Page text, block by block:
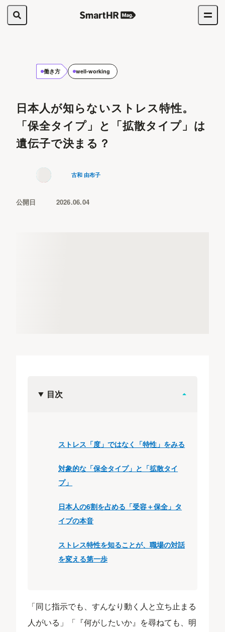
働き方 well-working
日本人が知らないストレス特性。
「保全タイプ」と「拡散タイプ」は
遺伝子で決まる？
古和 由布子
公開日 2026.06.04
目次
ストレス「度」ではなく「特性」をみる
対象的な「保全タイプ」と「拡散タイ
プ」
日本人の6割を占める「受容＋保全」タ
イプの本音
ストレス特性を知ることが、職場の対話
を変える第一歩
「同じ指示でも、すんなり動く人と立ち止まる
人がいる」「『何がしたいか』を尋ねても、明